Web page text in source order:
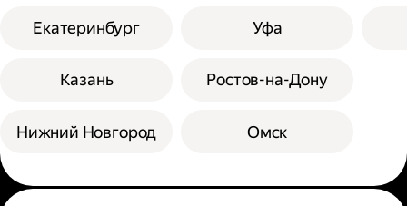
Екатеринбург
Казань
Нижний Новгород
Уфа
Ростов-на-Дону
Омск